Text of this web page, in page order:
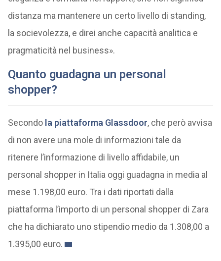
distanza ma mantenere un certo livello di standing,
la socievolezza, e direi anche capacità analitica e
pragmaticità nel business».
Quanto guadagna un personal
shopper?
Secondo la piattaforma Glassdoor, che però avvisa
di non avere una mole di informazioni tale da
ritenere l’informazione di livello affidabile, un
personal shopper in Italia oggi guadagna in media al
mese 1.198,00 euro. Tra i dati riportati dalla
piattaforma l’importo di un personal shopper di Zara
che ha dichiarato uno stipendio medio da 1.308,00 a
1.395,00 euro.